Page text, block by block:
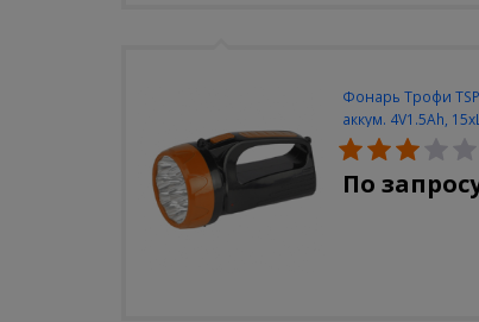
Фонарь Трофи
аккум. 4V1.5Ah,
вилка 220V
По